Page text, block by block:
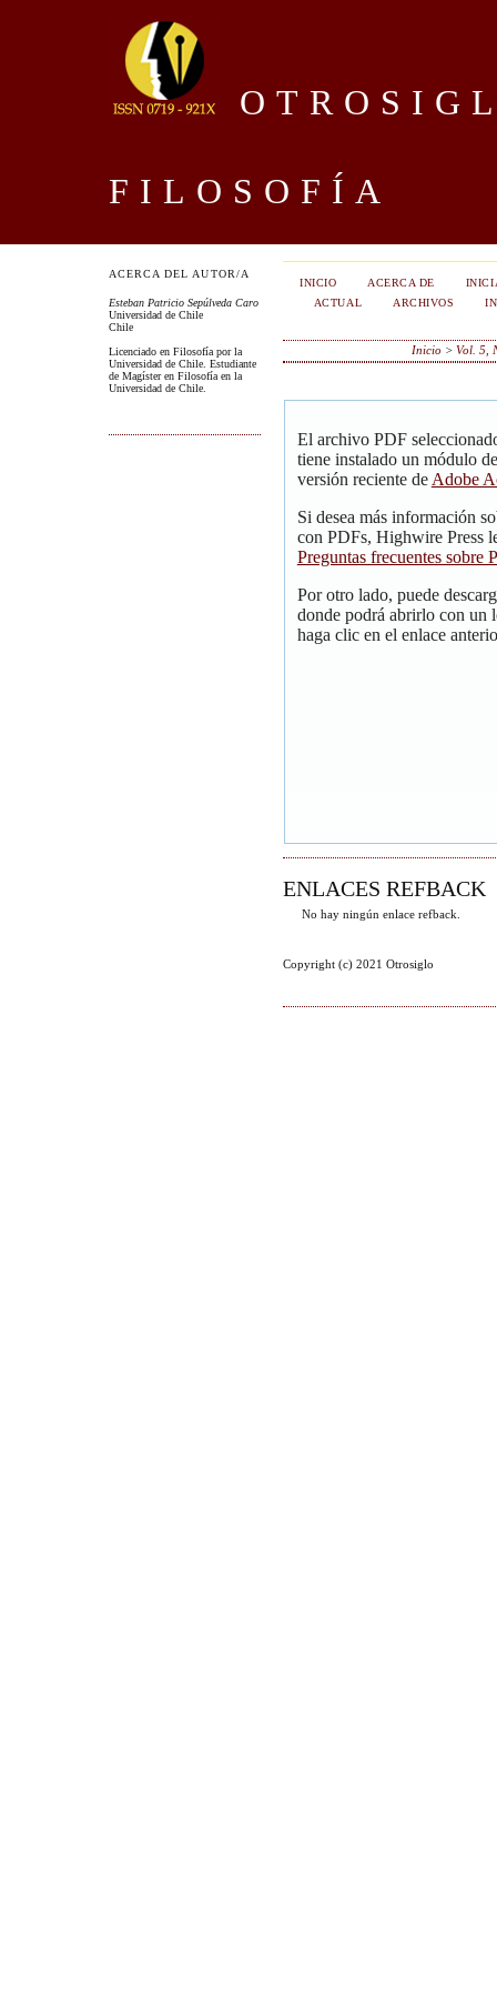
FILOSOFÍA
ACERCA DEL AUTOR/A
Esteban Patricio Sepúlveda Caro
Universidad de Chile
Chile
Licenciado en Filosofía por la
Universidad de Chile. Estudiante
de Magíster en Filosofía en la
Universidad de Chile.
INICIO ACERCA DE
ACTUAL
ARCHIVOS
Inicio >Vol. 5,
El archivo PDF
tiene instalado un módulo
versión reciente de Adobe
Si desea más información
con PDFs, Highwire Press
Preguntas frecuentes sobre
Por otro lado, puede
donde podrá abrirlo con un
haga clic en el enlace
ENLACES REFBACK
No hay ningún enlace refback.
Copyright (c) 2021 Otrosiglo